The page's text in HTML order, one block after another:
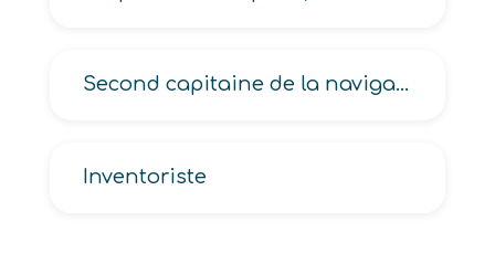
Second capitaine de la navigation fluviale
Inventoriste